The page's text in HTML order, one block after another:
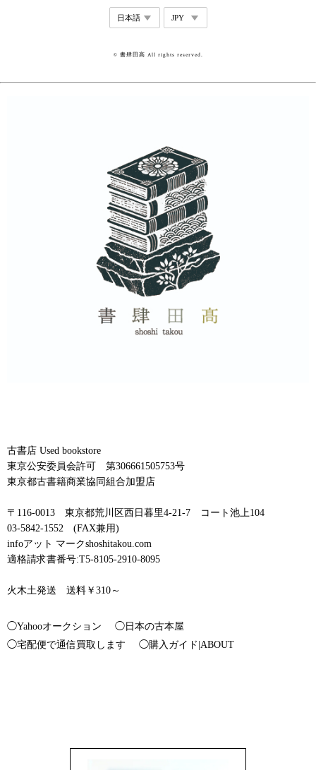
© 書肆田高 All rights reserved.
古書店 Used bookstore
東京公安委員会許可 第306661505753号
東京都古書籍商業協同組合加盟店
〒116-0013 東京都荒川区西日暮里4-21-7 コート池上104
03-5842-1552 (FAX兼用)
infoアット マークshoshitakou.com
適格請求書番号:T5-8105-2910-8095
火木土発送 送料￥310～
◯Yahooオークション
◯日本の古本屋
◯宅配便で通信買取します
◯購入ガイド|ABOUT